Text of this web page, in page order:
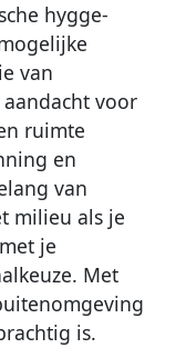
hygge-
van
voor
ruimte
en
van
milieu als je
je
Met
is.